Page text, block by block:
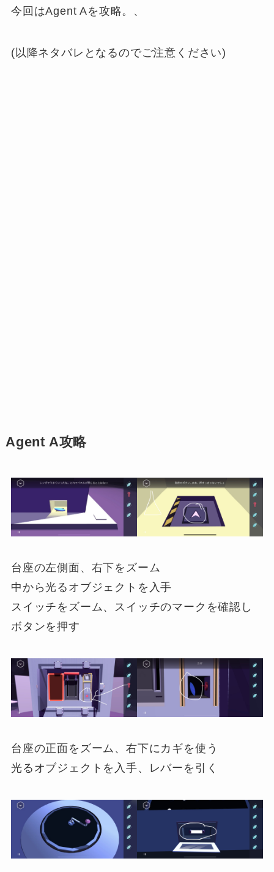
今回はAgent Aを攻略。、
(以降ネタバレとなるのでご注意ください)
Agent A攻略
台座の左側面、右下をズーム
中から光るオブジェクトを入手
スイッチをズーム、スイッチのマークを確認し
ボタンを押す
台座の正面をズーム、右下にカギを使う
光るオブジェクトを入手、レバーを引く